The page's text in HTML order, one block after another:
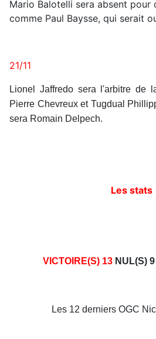
Mario Balotelli sera absent pour
comme Paul Baysse, qui serait
21/11
Lionel Jaffredo sera l'arbitre de
Pierre Chevreux et Tugdual
sera Romain Delpech.
Les stats
VICTOIRE(S) 13 NUL(S) 9
Les 12 derniers OGC